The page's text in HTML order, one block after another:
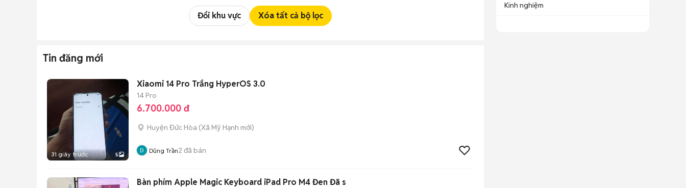
Đổi khu vực Xóa tất cả bộ lọc
Tin đăng mới
31 giây trước 5
Xiaomi 14 Pro Trắng HyperOS 3.0
14 Pro
6.700.000 đ
Huyện Đức Hòa (Xã Mỹ Hạnh mới)
Dũng Trần2 đã bán
Bàn phím Apple Magic Keyboard iPad Pro M4 Đen Đã s
Kinh nghiệm